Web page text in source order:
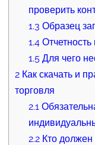
проверить
1.3 Образец
1.4 Отчетность
1.5 Для чего
2Как скачать и
торговля
2.1
2.2 Кто должен